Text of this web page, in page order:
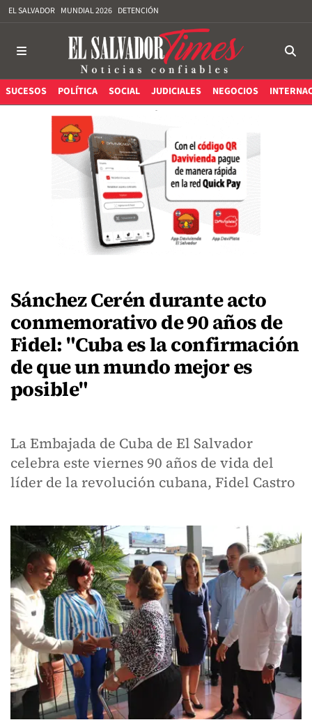
EL SALVADOR MUNDIAL 2026 DETENCIÓN
SUCESOS POLÍTICA SOCIAL JUDICIALES NEGOCIOS
Sánchez Cerén durante acto
conmemorativo de 90 años de
Fidel: "Cuba es la confirmación
de que un mundo mejor es
posible"
La Embajada de Cuba de El Salvador
celebra este viernes 90 años de vida del
líder de la revolución cubana, Fidel Castro